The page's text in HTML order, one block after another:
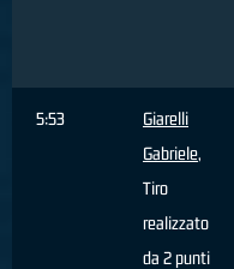
5:53
Giarelli
Gabriele,
Tiro
realizzato
da 2 punti